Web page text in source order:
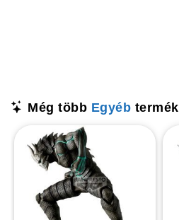
Még több Egyéb termék